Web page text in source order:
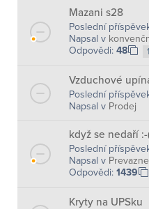
Mazani s28
Poslední
Napsal v
Odpovědi: 48 1
Vzduchové
Poslední
Napsal v Prodej
když se nedaří :-
Poslední
Napsal v
Odpovědi: 1439
Kryty na UPSku